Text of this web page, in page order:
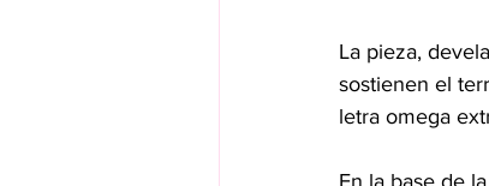
La pieza,
sostienen el
letra omega
En la base de